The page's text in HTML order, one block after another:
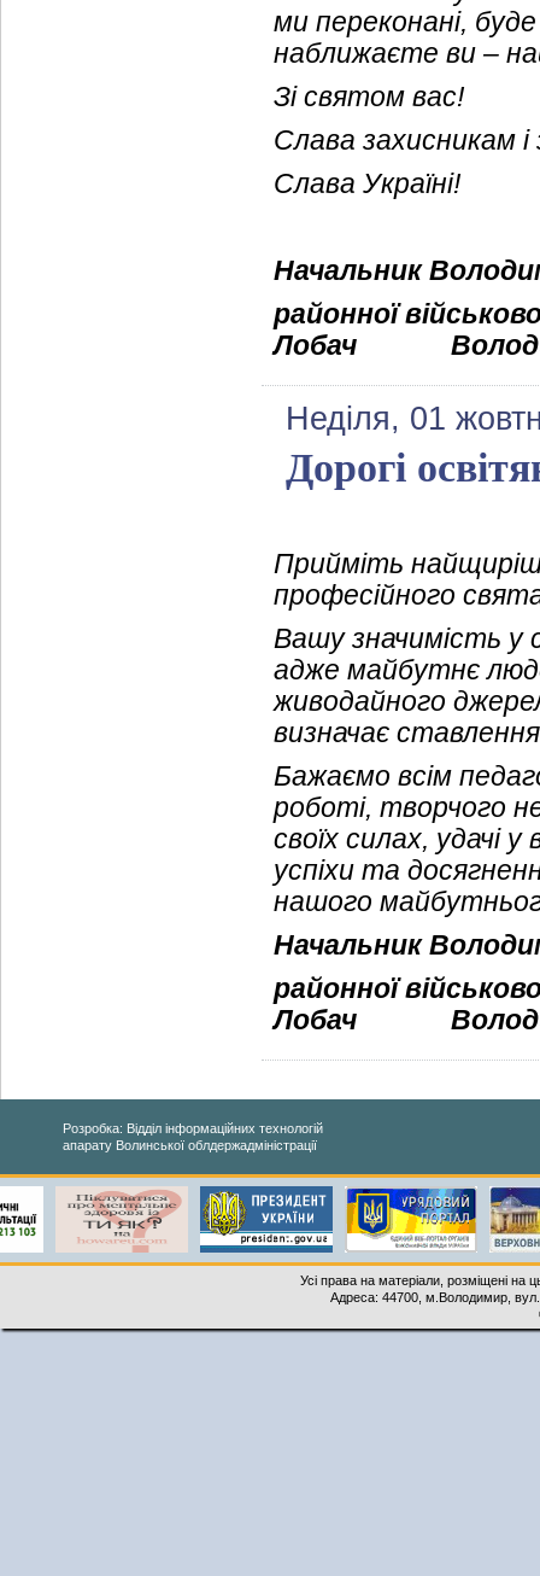
ми переконані, буде
наближаєте ви –
Зі святом вас!
Слава захисникам
Слава Україні!
Начальник
районної
Лобач
Неділя, 01
Дорогі
Прийміть
професійного
Вашу значимість у
адже майбутнє
живодайного
визначає
Бажаємо всім
роботі, творчого
своїх силах, удачі
успіхи та
нашого
Начальник
районної
Лобач
Розробка: Відділ інформаційних технологій
апарату Волинської облдержадміністрації
Усі права на матеріали, розміщені на
Адреса: 44700, м.Володимир,